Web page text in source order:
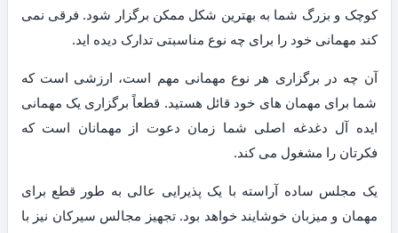
کوچک و بزرگ شما به بهترین شکل ممکن برگزار شود. فرقی نمی
کند مهمانی خود را برای چه نوع مناسبتی تدارک دیده اید.
آن چه در برگزاری هر نوع مهمانی مهم است، ارزشی است که
شما برای مهمان های خود قائل هستید. قطعاً برگزاری یک مهمانی
ایده آل دغدغه اصلی شما زمان دعوت از مهمانان است که
فکرتان را مشغول می کند.
یک مجلس ساده آراسته با یک پذیرایی عالی به طور قطع برای
مهمان و میزبان خوشایند خواهد بود. تجهیز مجالس سیرکان نیز با